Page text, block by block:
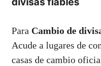
Para Cambio de
Acude a lugares de
casas de cambio